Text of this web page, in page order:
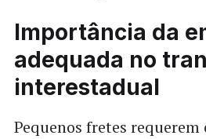
Importância da
adequada no
interestadual
Pequenos fretes requerem